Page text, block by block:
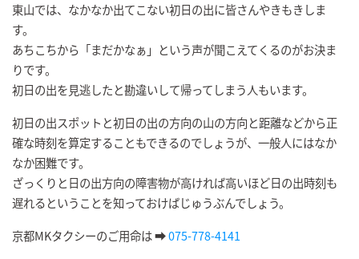
東山では、なかなか出てこない初日の出に皆さんやきもきしま
す。
あちこちから「まだかなぁ」という声が聞こえてくるのがお決ま
りです。
初日の出を見逃したと勘違いして帰ってしまう人もいます。
初日の出スポットと初日の出の方向の山の方向と距離などから正
確な時刻を算定することもできるのでしょうが、一般人にはなか
なか困難です。
ざっくりと日の出方向の障害物が高ければ高いほど日の出時刻も
遅れるということを知っておけばじゅうぶんでしょう。
京都MKタクシーのご用命は➡075-778-4141